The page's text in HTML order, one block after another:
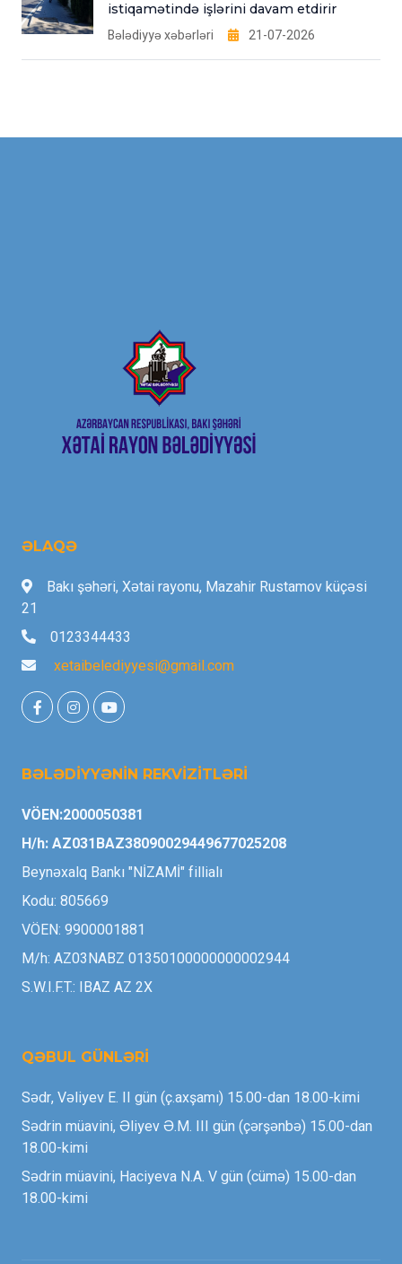
istiqamətində işlərini davam etdirir
Bələdiyyə xəbərləri 21-07-2026
ƏLAQƏ
Bakı şəhəri, Xətai rayonu, Mazahir Rustamov küçəsi
21
0123344433
xetaibelediyyesi@gmail.com
BƏLƏDİYYƏNİN REKVİZİTLƏRİ
VÖEN:2000050381
H/h: AZ031BAZ38090029449677025208
Beynəxalq Bankı "NİZAMİ" fillialı
Kodu: 805669
VÖEN: 9900001881
M/h: AZ03NABZ 01350100000000002944
S.W.I.F.T.: IBAZ AZ 2X
QƏBUL GÜNLƏRİ
Sədr, Vəliyev E. II gün (ç.axşamı) 15.00-dan 18.00-kimi
Sədrin müavini, Əliyev Ə.M. III gün (çərşənbə) 15.00-dan
18.00-kimi
Sədrin müavini, Haciyeva N.A. V gün (cümə) 15.00-dan
18.00-kimi